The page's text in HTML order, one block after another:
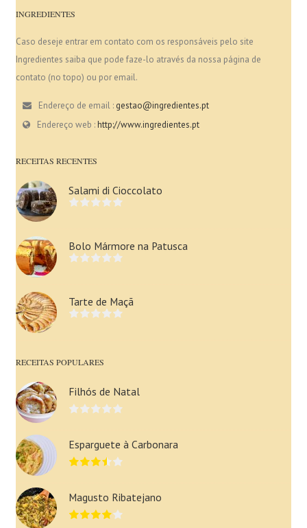
INGREDIENTES
Caso deseje entrar em contato com os responsáveis pelo site
Ingredientes saiba que pode faze-lo através da nossa página de
contato (no topo) ou por email.
Endereço de email : gestao@ingredientes.pt
Endereço web :http://www.ingredientes.pt
RECEITAS RECENTES
Salami di Cioccolato
Bolo Mármore na Patusca
Tarte de Maçã
RECEITAS POPULARES
Filhós de Natal
Esparguete à Carbonara
Magusto Ribatejano